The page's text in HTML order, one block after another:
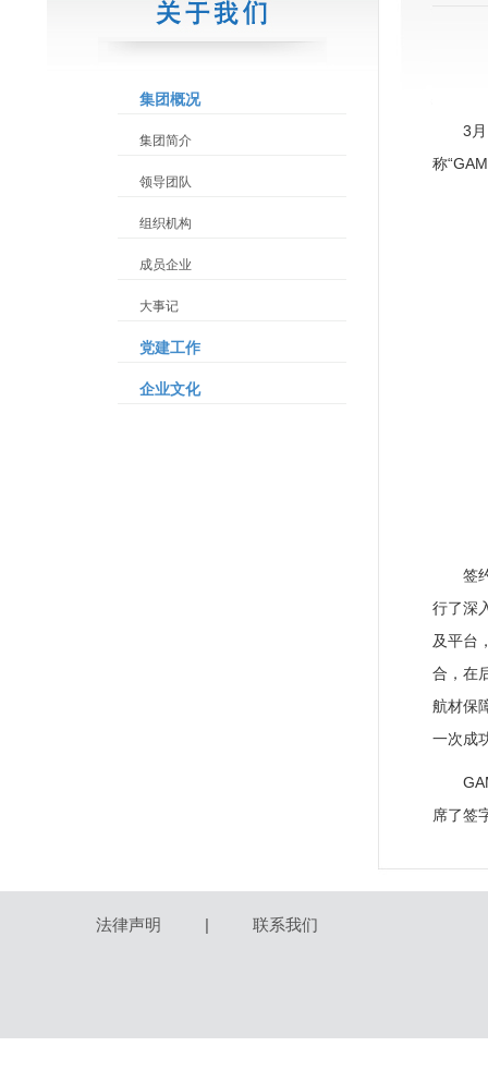
集团概况
集团简介
领导团队
组织机构
成员企业
大事记
党建工作
企业文化
3
称
签
行了深
及平台
合，在
航材保
一次成
席了签
法律声明 | 联系我们